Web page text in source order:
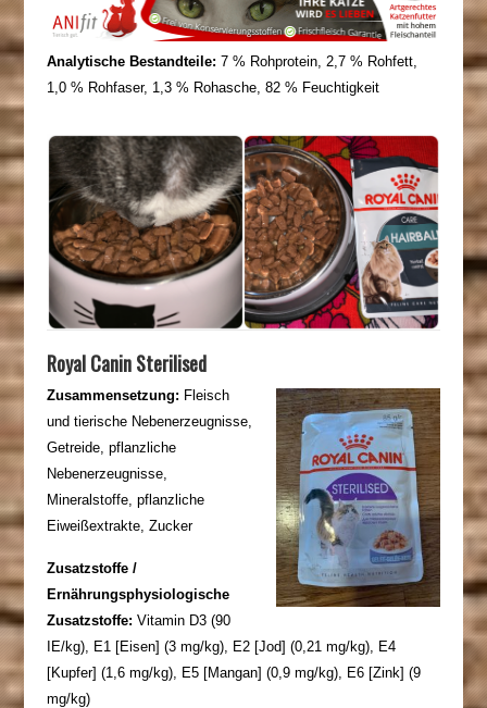
Analytische Bestandteile: 7 % Rohprotein, 2,7 % Rohfett,
1,0 % Rohfaser, 1,3 % Rohasche, 82 % Feuchtigkeit
Royal Canin Sterilised
Zusammensetzung: Fleisch
und tierische Nebenerzeugnisse,
Getreide, pflanzliche
Nebenerzeugnisse,
Mineralstoffe, pflanzliche
Eiweißextrakte, Zucker
Zusatzstoffe /
Ernährungsphysiologische
Zusatzstoffe: Vitamin D3 (90
IE/kg), E1 [Eisen] (3 mg/kg), E2 [Jod] (0,21 mg/kg), E4
[Kupfer] (1,6 mg/kg), E5 [Mangan] (0,9 mg/kg), E6 [Zink] (9
mg/kg)